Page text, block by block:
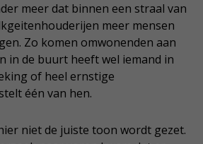
meer dat binnen een straal van
meer mensen
Zo komen omwonenden aan
in de buurt heeft wel iemand in
of heel ernstige
één van hen.
niet de juiste toon wordt gezet.